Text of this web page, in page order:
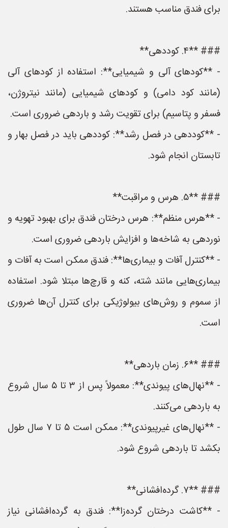
برای فندق مناسب هستند.
### **۴. کوددهی**
- **کودهای آلی و شیمیایی**: استفاده از کودهای آلی
(مانند کود دامی) و کودهای شیمیایی (مانند نیتروژن،
فسفر و پتاسیم) برای تقویت رشد و باردهی ضروری است.
- **کوددهی در فصل رشد**: کوددهی باید در فصل بهار و
تابستان انجام شود.
### **۵. هرس و مراقبت**
- **هرس منظم**: هرس درختان فندق برای بهبود تهویه و
نوردهی به شاخه‌ها و افزایش باردهی ضروری است.
- **کنترل آفات و بیماری‌ها**: فندق ممکن است به آفات و
بیماری‌هایی مانند شته، کنه و قارچ‌ها مبتلا شود. استفاده
از سموم و روش‌های بیولوژیکی برای کنترل آن‌ها ضروری
است.
### **۶. زمان باردهی**
- **نهال‌های پیوندی**: معمولاً پس از ۳ تا ۵ سال شروع
به باردهی می‌کنند.
- **نهال‌های غیرپیوندی**: ممکن است ۵ تا ۷ سال طول
بکشد تا باردهی شروع شود.
### **۷. گرده‌افشانی**
- **کاشت درختان گرده‌زا**: فندق به گرده‌افشانی نیاز